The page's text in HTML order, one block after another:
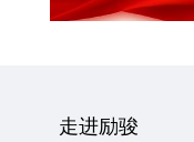
走进励骏